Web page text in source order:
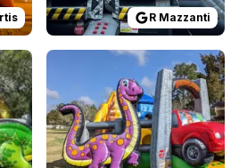
R Mazzanti
Daniella Masi It was
Reviewed onGoogleReviews